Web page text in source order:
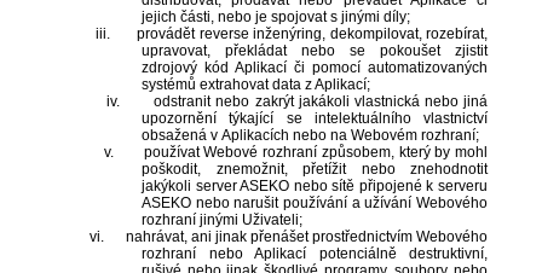
jejich části, nebo je spojovat s jinými díly;
iii.
provádět reverse inženýring, dekompilovat, rozebírat,
upravovat, překládat nebo se pokoušet zjistit
zdrojový kód Aplikací či pomocí automatizovaných
systémů extrahovat data z Aplikací;
iv.
odstranit nebo zakrýt jakákoli vlastnická nebo jiná
upozornění týkající se intelektuálního vlastnictví
obsažená v Aplikacích nebo na Webovém rozhraní;
v.
používat Webové rozhraní způsobem, který by mohl
poškodit, znemožnit, přetížit nebo znehodnotit
jakýkoli server ASEKO nebo sítě připojené k serveru
ASEKO nebo narušit používání a užívání Webového
rozhraní jinými Uživateli;
vi.
nahrávat, ani jinak přenášet prostřednictvím Webového
rozhraní nebo Aplikací potenciálně destruktivní,